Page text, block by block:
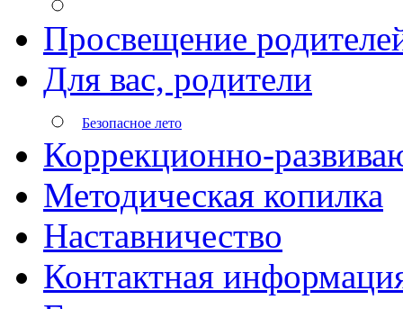
Просвещение
Для вас, родители
Безопасное лето
Коррекционно-
Методическая копилка
Наставничество
Контактная